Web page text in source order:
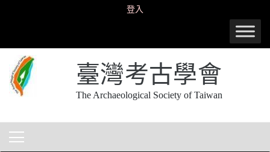
登入
臺灣考古學會
The Archaeological Society of Taiwan